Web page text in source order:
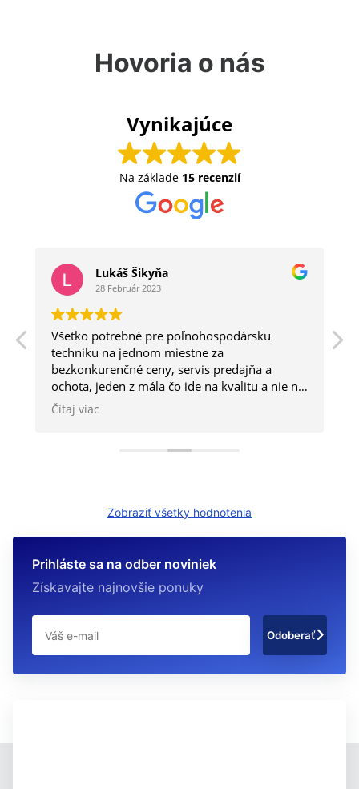
Hovoria o nás
Vynikajúce
Na základe 15 recenzií
Lukáš Šikyňa
28 Február 2023
Všetko potrebné pre poľnohospodársku
techniku na jednom miestne za
bezkonkurenčné ceny, servis predajňa a
ochota, jeden z mála čo ide na kvalitu a nie na
kvantitu.
Čítaj viac
Zobraziť všetky hodnotenia
Prihláste sa na odber noviniek
Získavajte najnovšie ponuky
Odoberať